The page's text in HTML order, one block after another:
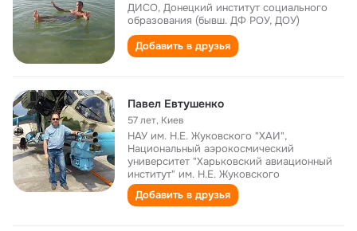
ДИСО, Донецкий институт социального
образования (бывш. ДФ РОУ, ДОУ)
Добавить в друзья
Павел Евтушенко
57 лет, Киев
НАУ им. Н.Е. Жуковского "ХАИ",
Национальный аэрокосмический
университет "Харьковский авиационный
институт" им. Н.Е. Жуковского
Добавить в друзья